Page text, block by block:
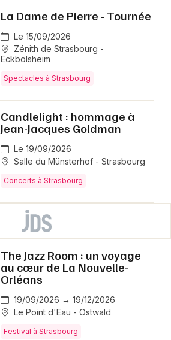
La Dame de Pierre - Tournée
Le 15/09/2026
Zénith de Strasbourg -
Eckbolsheim
Spectacles à Strasbourg
Candlelight : hommage à
Jean-Jacques Goldman
Le 19/09/2026
Salle du Münsterhof - Strasbourg
Concerts à Strasbourg
The Jazz Room : un voyage
au cœur de La Nouvelle-
Orléans
19/09/2026 → 19/12/2026
Le Point d'Eau - Ostwald
Festival à Strasbourg